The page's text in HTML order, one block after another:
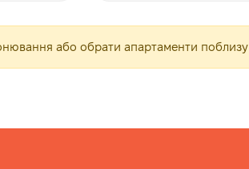
або обрати апартаменти поблизу